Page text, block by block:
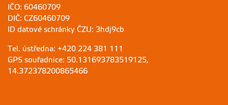
IČO: 60460709
DIČ: CZ60460709
ID datové schránky ČZU: 3hdj9cb
Tel. ústředna: +420 224 381 111
GPS souřadnice: 50.131693783519125,
14.372378200865466